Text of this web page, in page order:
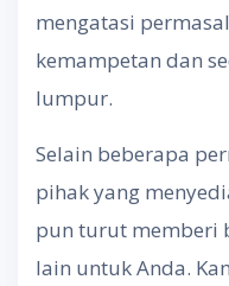
mengatasi
kemampetan dan
lumpur.
Selain beberapa
pihak yang
pun turut memberi
lain untuk Anda.